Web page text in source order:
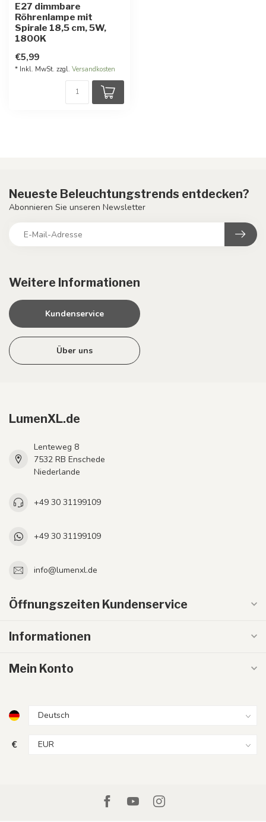
E27 dimmbare
Röhrenlampe mit
Spirale 18,5 cm, 5W,
1800K
€5,99
* Inkl. MwSt. zzgl. Versandkosten
Weitere Informationen
Kundenservice
Über uns
Neueste Beleuchtungstrends entdecken?
Abonnieren Sie unseren Newsletter
LumenXL.de
Lenteweg 8
7532 RB Enschede
Niederlande
+49 30 31199109
+49 30 31199109
info@lumenxl.de
Öffnungszeiten Kundenservice
Informationen
Mein Konto
€